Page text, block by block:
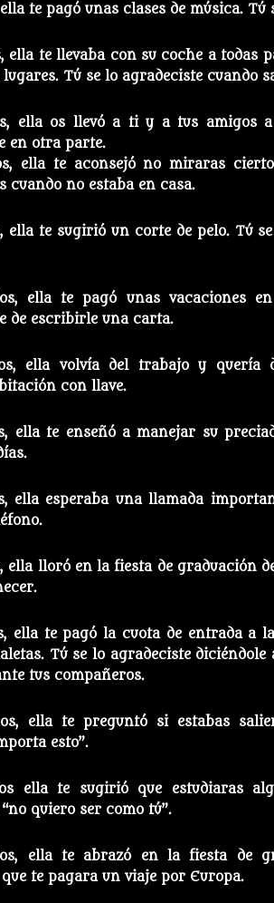
te pagó unas clases de música.
ella te llevaba con su coche a todas
Tú se lo agradeciste cuando
ella os llevó a ti y a tus amigos
en otra parte.
ella te aconsejó no miraras
cuando no estaba en casa.
ella te sugirió un corte de pelo. Tú
ella te pagó unas vacaciones
de escribirle una carta.
ella volvía del trabajo y quería
con llave.
ella te enseñó a manejar su
ella esperaba una llamada
ella lloró en la fiesta de graduación
ella te pagó la cuota de entrada a
Tú se lo agradeciste
tus compañeros.
ella te preguntó si estabas
esto”.
ella te sugirió que estudiaras
quiero ser como tú”.
ella te abrazó en la fiesta de
te pagara un viaje por Europa.